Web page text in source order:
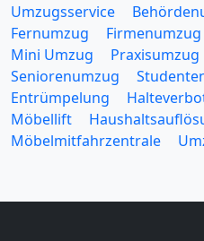
Umzugsservice
Fernumzug
Firmenumzug
Mini Umzug
Praxisumzug
Seniorenumzug
Entrümpelung
Möbellift
Möbelmitfahrzentrale